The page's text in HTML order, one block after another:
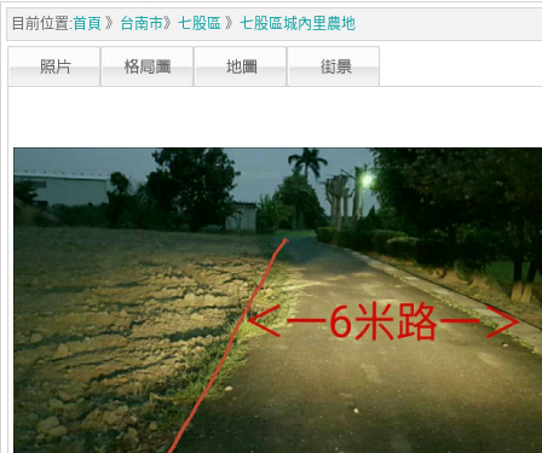
目前位置:首頁 》 台南市》 七股區 》 七股區城內里農地